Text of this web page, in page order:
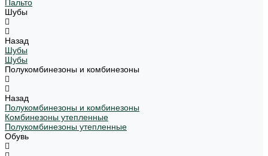
Пальто
Шубы
Назад
Шубы
Шубы
Полукомбинезоны и комбинезоны
Назад
Полукомбинезоны и комбинезоны
Комбинезоны утепленные
Полукомбинезоны утепленные
Обувь